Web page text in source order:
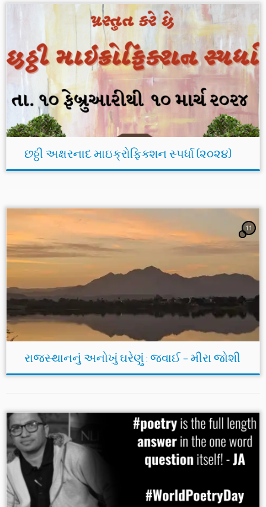
છઠ્ઠી અક્ષરનાદ માઇક્રોફિક્શન સ્પર્ધા (૨૦૨૪)
11
રાજસ્થાનનું અનોખું ઘરેણું : જવાઈ – મીરા જોશી